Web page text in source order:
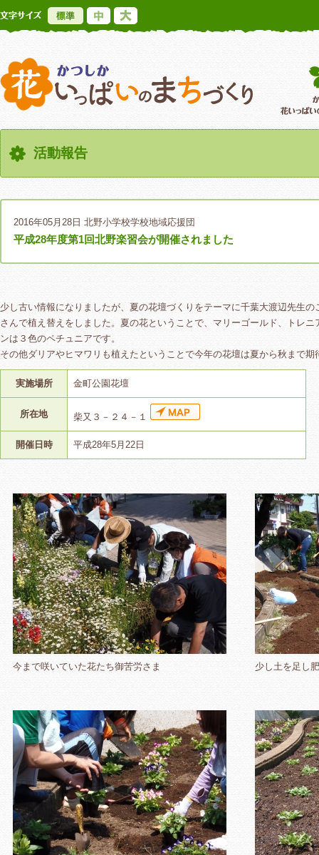
標準
かつしか花い
活動報告
2016年05月28日 北野小学校学校地域応援団
平成28年度第1回北野楽習会が開催されました
少し古い情報になりましたが、夏の花壇づくりをテーマに千葉大渡辺先生
さんで植え替えをしました。夏の花ということで、マリーゴールド、トレ
ンは３色のペチュニアです。
その他ダリアやヒマワリも植えたということで今年の花壇は夏から秋まで期
実施場所 金町公園花壇
所在地 柴又３－２４－１
開催日時 平成28年5月22日
今まで咲いていた花たち御苦労さま 少し土を足し